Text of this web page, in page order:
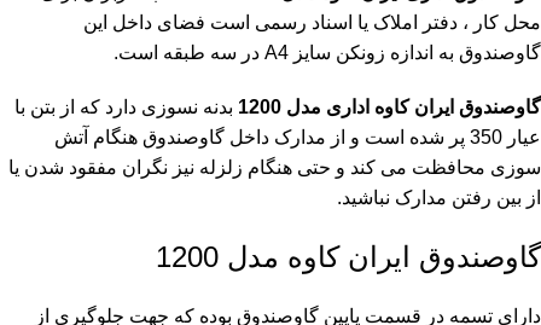
محل کار ، دفتر املاک یا اسناد رسمی است فضای داخل این
گاوصندوق به اندازه زونکن سایز A4 در سه طبقه است.
گاوصندوق ایران کاوه اداری مدل 1200
بدنه نسوزی دارد که از بتن با
عیار 350 پر شده است و از مدارک داخل گاوصندوق هنگام آتش
سوزی محافظت می کند و حتی هنگام زلزله نیز نگران مفقود شدن یا
از بین رفتن مدارک نباشید.
گاوصندوق ایران کاوه مدل 1200
دارای تسمه در قسمت پایین گاوصندوق بوده که جهت جلوگیری از